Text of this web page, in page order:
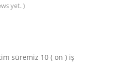
yet. )
süremiz 10 ( on ) iş